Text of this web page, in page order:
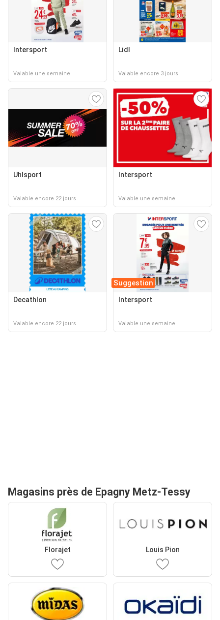
Intersport
Valable une semaine
Lidl
Valable encore 3 jours
Uhlsport
Valable encore 22 jours
Intersport
Valable une semaine
Decathlon
Valable encore 22 jours
Suggestion
Intersport
Valable une semaine
Magasins près de Epagny Metz-Tessy
Florajet Louis Pion